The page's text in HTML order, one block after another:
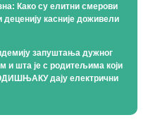
Како су елитни смерови
деценију касније доживели
запуштања дужног
и шта је с родитељима који
дају електрични